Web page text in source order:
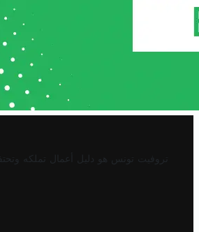
تروفيت تونس هو دليل أعمال تملكه